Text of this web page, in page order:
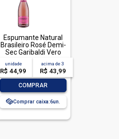
Espumante Natural
Brasileiro Rosé Demi-
Sec Garibaldi Vero
Trebbiano Malvasia
Ancellotta Serra
Gaúcha Garrafa
750ml
unidade
R$ 44,99
acima de3
R$ 43,99
COMPRAR
Comprar caixa:6